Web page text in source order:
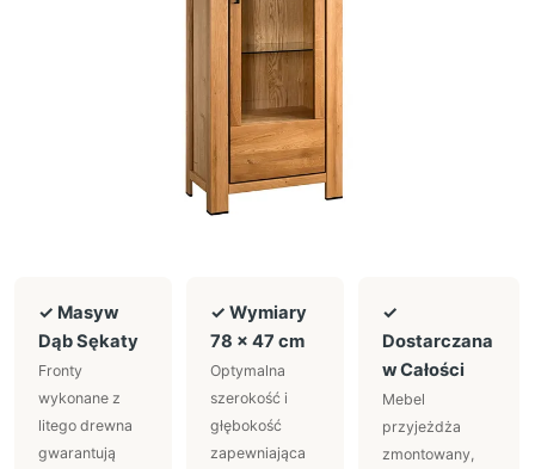
✓ Masyw
Dąb Sękaty
Fronty
wykonane z
litego drewna
gwarantują
✓ Wymiary
78 × 47 cm
Optymalna
szerokość i
głębokość
zapewniająca
✓
Dostarczana
w Całości
Mebel
przyjeżdża
zmontowany,